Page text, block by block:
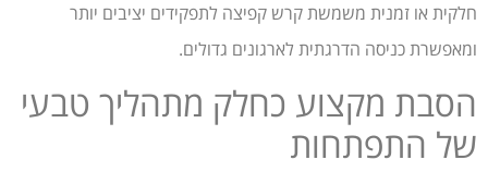
חלקית או זמנית משמשת קרש קפיצה לתפקידים יציבים יותר
ומאפשרת כניסה הדרגתית לארגונים גדולים.
הסבת מקצוע כחלק מתהליך טבעי
של התפתחות